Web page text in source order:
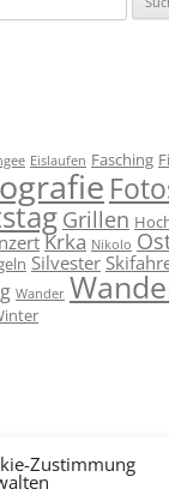
Zustimmung
Eislaufen Fasching
Grillen
Krka Nikolo
Silvester
Wander